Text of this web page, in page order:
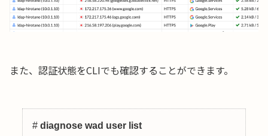
また、認証状態をCLIでも確認することができます。
# diagnose wad user list